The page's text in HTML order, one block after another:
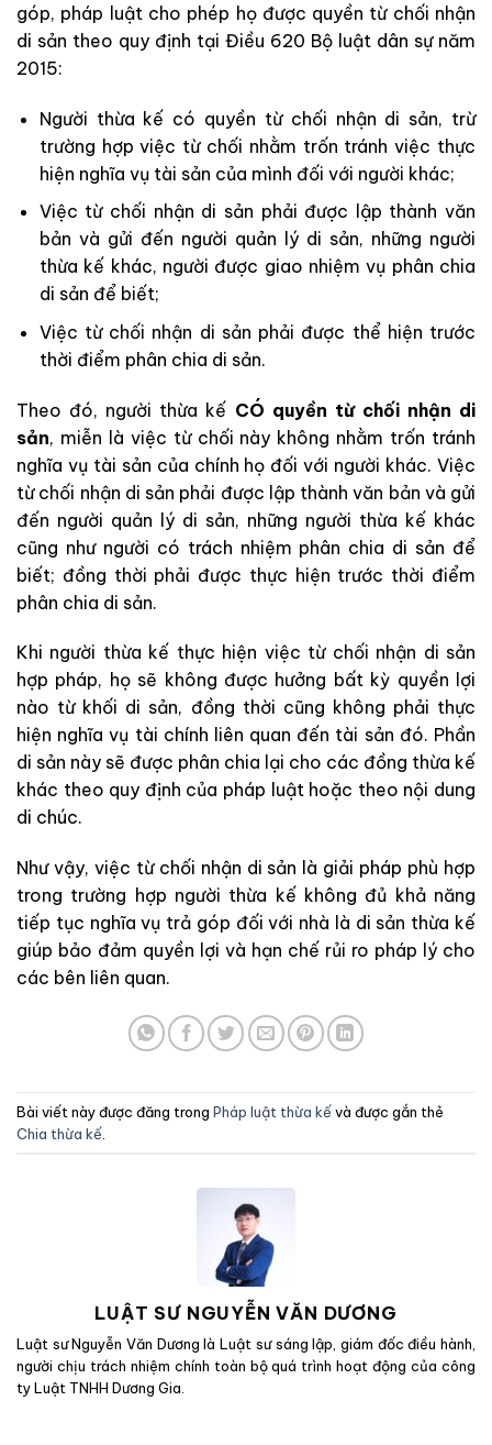
góp, pháp luật cho phép họ được quyền từ chối nhận
di sản theo quy định tại Điều 620 Bộ luật dân sự năm
2015:
Người thừa kế có quyền từ chối nhận di sản, trừ
trường hợp việc từ chối nhằm trốn tránh việc thực
hiện nghĩa vụ tài sản của mình đối với người khác;
Việc từ chối nhận di sản phải được lập thành văn
bản và gửi đến người quản lý di sản, những người
thừa kế khác, người được giao nhiệm vụ phân chia
di sản để biết;
Việc từ chối nhận di sản phải được thể hiện trước
thời điểm phân chia di sản.
Theo đó, người thừa kế CÓ quyền từ chối nhận di
sản, miễn là việc từ chối này không nhằm trốn tránh
nghĩa vụ tài sản của chính họ đối với người khác. Việc
từ chối nhận di sản phải được lập thành văn bản và gửi
đến người quản lý di sản, những người thừa kế khác
cũng như người có trách nhiệm phân chia di sản để
biết; đồng thời phải được thực hiện trước thời điểm
phân chia di sản.
Khi người thừa kế thực hiện việc từ chối nhận di sản
hợp pháp, họ sẽ không được hưởng bất kỳ quyền lợi
nào từ khối di sản, đồng thời cũng không phải thực
hiện nghĩa vụ tài chính liên quan đến tài sản đó. Phần
di sản này sẽ được phân chia lại cho các đồng thừa kế
khác theo quy định của pháp luật hoặc theo nội dung
di chúc.
Như vậy, việc từ chối nhận di sản là giải pháp phù hợp
trong trường hợp người thừa kế không đủ khả năng
tiếp tục nghĩa vụ trả góp đối với nhà là di sản thừa kế
giúp bảo đảm quyền lợi và hạn chế rủi ro pháp lý cho
các bên liên quan.
Bài viết này được đăng trong Pháp luật thừa kếvà được gắn thẻ
Chia thừa kế
LUẬT SƯ NGUYỄN VĂN DƯƠNG
Luật sư Nguyễn Văn Dương là Luật sư sáng lập, giám đốc điều hành,
người chịu trách nhiệm chính toàn bộ quá trình hoạt động của công
ty Luật TNHH Dương Gia.